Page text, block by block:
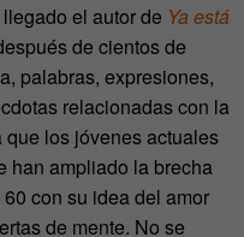
el autor de Ya está
de cientos de
palabras, expresiones,
relacionadas con la
los jóvenes actuales
han ampliado la brecha
con su idea del amor
de mente. No se